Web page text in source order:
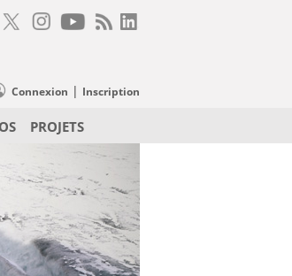
Connexion | Inscription
PROJETS